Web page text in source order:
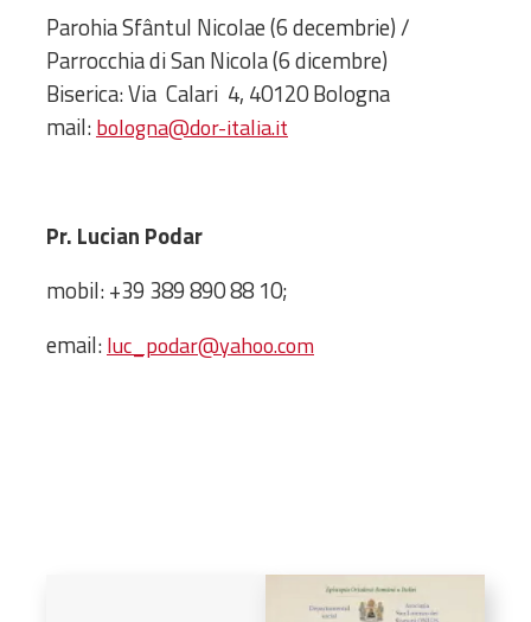
Protopopiate
Mănăstiri,
biserici și
monumente
Diaconii
Parohii
RESURSE
RESURSE
Opinii ortodoxe
Din viața „familiei”
Parohia Sfântul Nicolae (6 decembrie) /
Parrocchia di San Nicola (6 dicembre)
Biserica: Via Calari 4, 40120 Bologna
mail:bologna@dor-italia.it
Pr. Lucian Podar
mobil: +39 389 890 88 10;
email:luc_podar@yahoo.com